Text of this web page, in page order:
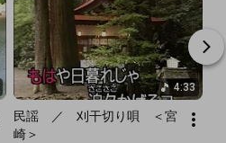
4:33
民謡　／　刈干切り唄　＜宮
崎＞